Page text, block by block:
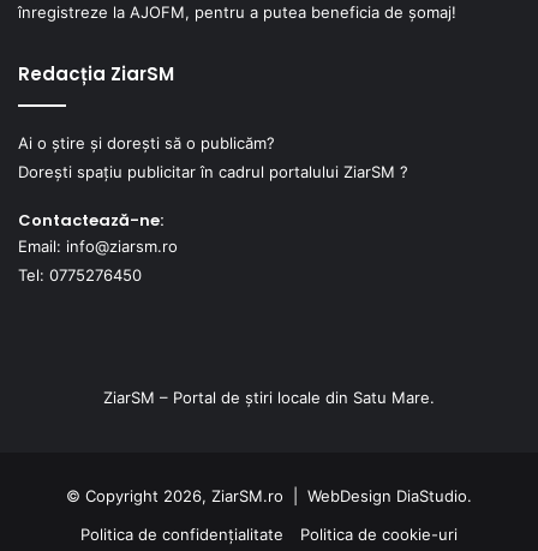
înregistreze la AJOFM, pentru a putea beneficia de șomaj!
Redacția ZiarSM
Ai o știre și dorești să o publicăm?
Dorești spațiu publicitar în cadrul portalului ZiarSM ?
Contactează-ne:
Email: info@ziarsm.ro
Tel: 0775276450
ZiarSM – Portal de știri locale din Satu Mare.
© Copyright 2026, ZiarSM.ro | WebDesign DiaStudio.
Politica de confidențialitate
Politica de cookie-uri